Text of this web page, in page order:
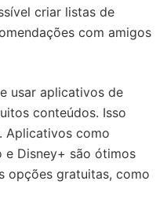
criar listas de
com amigos
usar aplicativos de
conteúdos. Isso
Aplicativos como
e Disney+ são ótimos
opções gratuitas, como